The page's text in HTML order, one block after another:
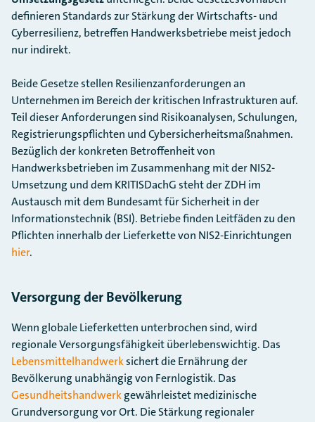
definieren Standards zur Stärkung der Wirtschafts- und
Cyberresilienz, betreffen Handwerksbetriebe meist jedoch
nur indirekt.
Beide Gesetze stellen Resilienzanforderungen an
Unternehmen im Bereich der kritischen Infrastrukturen auf.
Teil dieser Anforderungen sind Risikoanalysen, Schulungen,
Registrierungspflichten und Cybersicherheitsmaßnahmen.
Bezüglich der konkreten Betroffenheit von
Handwerksbetrieben im Zusammenhang mit der NIS2-
Umsetzung und dem KRITISDachG steht der ZDH im
Austausch mit dem Bundesamt für Sicherheit in der
Informationstechnik (BSI). Betriebe finden Leitfäden zu den
Pflichten innerhalb der Lieferkette von NIS2-Einrichtungen
hier.
Versorgung der Bevölkerung
Wenn globale Lieferketten unterbrochen sind, wird
regionale Versorgungsfähigkeit überlebenswichtig. Das
Lebensmittelhandwerksichert die Ernährung der
Bevölkerung unabhängig von Fernlogistik. Das
Gesundheitshandwerkgewährleistet medizinische
Grundversorgung vor Ort. Die Stärkung regionaler